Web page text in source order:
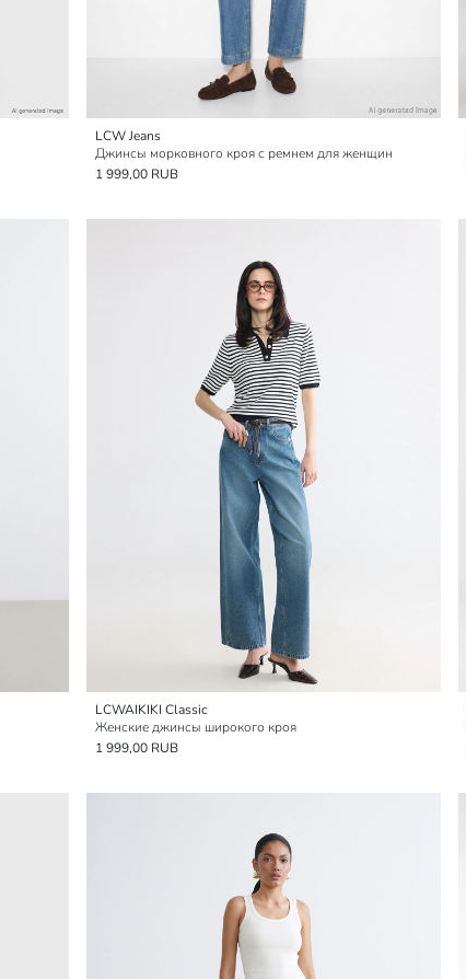
LCW Jeans
Джинсы морковного кроя с ремнем для женщин
1 999,00 RUB
LCWAIKIKI Classic
Женские джинсы широкого кроя
1 999,00 RUB